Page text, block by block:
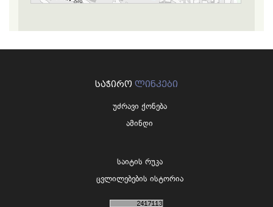
ᲡᲐᲭᲘᲠᲝ ᲚᲘᲜᲙᲔᲑᲘ
უძრავი ქონება
ამინდი
საიტის რუკა
ცვლილებების ისტორია